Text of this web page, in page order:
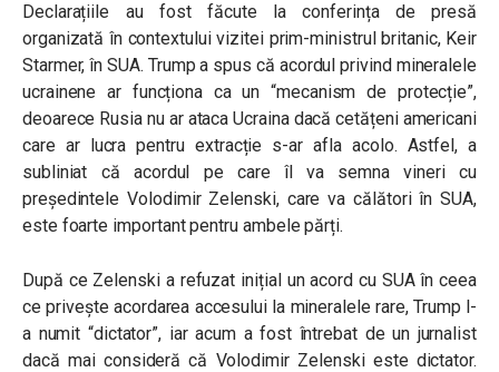
Declarațiile au fost făcute la conferința de presă
organizată în contextului vizitei prim-ministrul britanic, Keir
Starmer, în SUA. Trump a spus că acordul privind mineralele
ucrainene ar funcționa ca un “mecanism de protecție”,
deoarece Rusia nu ar ataca Ucraina dacă cetățeni americani
care ar lucra pentru extracție s-ar afla acolo. Astfel, a
subliniat că acordul pe care îl va semna vineri cu
președintele Volodimir Zelenski, care va călători în SUA,
este foarte important pentru ambele părți.
După ce Zelenski a refuzat inițial un acord cu SUA în ceea
ce privește acordarea accesului la mineralele rare, Trump l-
a numit “dictator”, iar acum a fost întrebat de un jurnalist
dacă mai consideră că Volodimir Zelenski este dictator.